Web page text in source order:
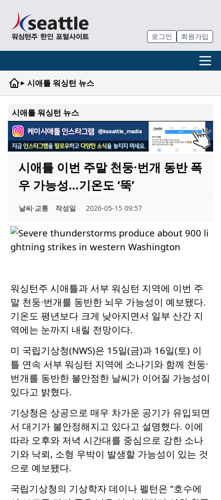
로그인 회원가입
▸ 시애틀 워싱턴 뉴스
시애틀 워싱턴 뉴스
시애틀 이번 주말 천둥·번개 동반 폭
우 가능성…기온도 ‘뚝’
날씨·교통 작성일 2026-05-15 09:57
워싱턴주 시애틀과 서부 워싱턴 지역에 이번 주
말 천둥·번개를 동반한 뇌우 가능성이 예보됐다.
기온도 평년보다 크게 낮아지면서 일부 산간 지
역에는 눈까지 내릴 전망이다.
미 국립기상청(NWS)은 15일(금)과 16일(토) 이
틀 연속 서부 워싱턴 지역에 소나기와 함께 천둥·
번개를 동반한 불안정한 날씨가 이어질 가능성이
있다고 밝혔다.
기상청은 상공으로 매우 차가운 공기가 유입되면
서 대기가 불안정해지고 있다고 설명했다. 이에
따라 오후와 저녁 시간대를 중심으로 강한 소나
기와 낙뢰, 소형 우박이 발생할 가능성이 있는 것
으로 예보됐다.
국립기상청의 기상학자 데이나 펠턴은 “호수에